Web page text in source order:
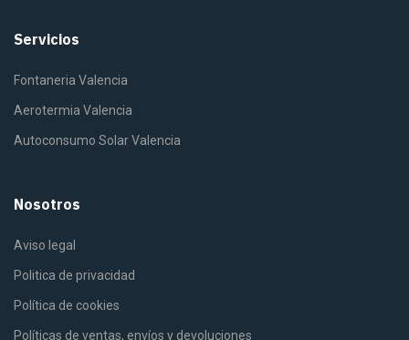
Servicios
Fontaneria Valencia
Aerotermia Valencia
Autoconsumo Solar Valencia
Nosotros
Aviso legal
Politica de privacidad
Política de cookies
Políticas de ventas, envíos y devoluciones